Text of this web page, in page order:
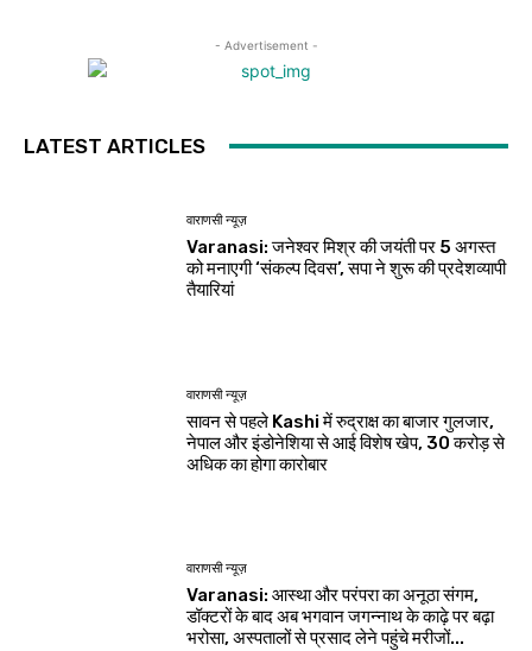
- Advertisement -
LATEST ARTICLES
वाराणसी न्यूज़
Varanasi: जनेश्वर मिश्र की जयंती पर 5 अगस्त
को मनाएगी ‘संकल्प दिवस’, सपा ने शुरू की प्रदेशव्यापी
तैयारियां
वाराणसी न्यूज़
सावन से पहले Kashi में रुद्राक्ष का बाजार गुलजार,
नेपाल और इंडोनेशिया से आई विशेष खेप, 30 करोड़ से
अधिक का होगा कारोबार
वाराणसी न्यूज़
Varanasi: आस्था और परंपरा का अनूठा संगम,
डॉक्टरों के बाद अब भगवान जगन्नाथ के काढ़े पर बढ़ा
भरोसा, अस्पतालों से प्रसाद लेने पहुंचे मरीजों...